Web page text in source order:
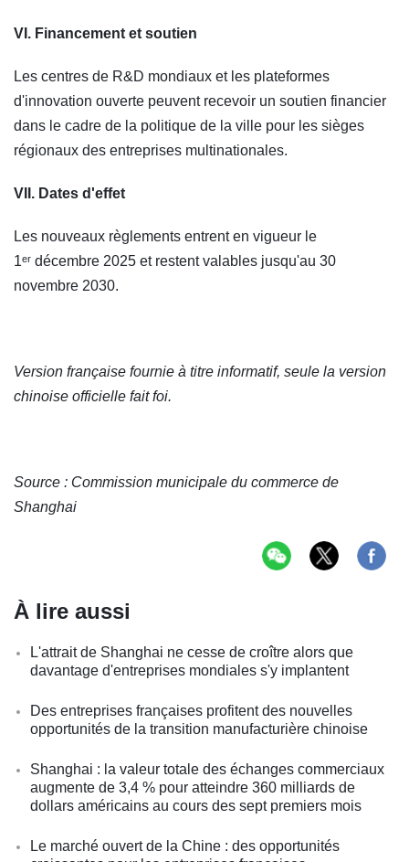
VI. Financement et soutien
Les centres de R&D mondiaux et les plateformes
d'innovation ouverte peuvent recevoir un soutien financier
dans le cadre de la politique de la ville pour les sièges
régionaux des entreprises multinationales.
VII. Dates d'effet
Les nouveaux règlements entrent en vigueur le
1ᵉʳ décembre 2025 et restent valables jusqu'au 30
novembre 2030.
Version française fournie à titre informatif, seule la version
chinoise officielle fait foi.
Source : Commission municipale du commerce de
Shanghai
À lire aussi
L'attrait de Shanghai ne cesse de croître alors que
davantage d'entreprises mondiales s'y implantent
Des entreprises françaises profitent des nouvelles
opportunités de la transition manufacturière chinoise
Shanghai : la valeur totale des échanges commerciaux
augmente de 3,4 % pour atteindre 360 milliards de
dollars américains au cours des sept premiers mois
Le marché ouvert de la Chine : des opportunités